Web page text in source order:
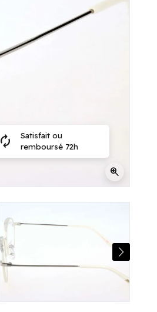
zoom_in
autorenew
Satisfait ou
remboursé 72h